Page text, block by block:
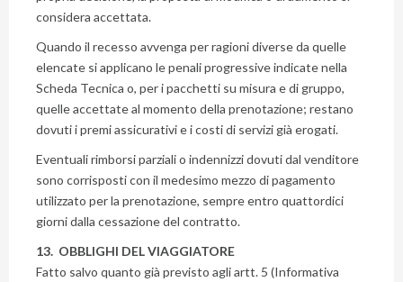
considera accettata.
Quando il recesso avvenga per ragioni diverse da quelle
elencate si applicano le penali progressive indicate nella
Scheda Tecnica o, per i pacchetti su misura e di gruppo,
quelle accettate al momento della prenotazione; restano
dovuti i premi assicurativi e i costi di servizi già erogati.
Eventuali rimborsi parziali o indennizzi dovuti dal venditore
sono corrisposti con il medesimo mezzo di pagamento
utilizzato per la prenotazione, sempre entro quattordici
giorni dalla cessazione del contratto.
13. OBBLIGHI DEL VIAGGIATORE
Fatto salvo quanto già previsto agli artt. 5 (Informativa